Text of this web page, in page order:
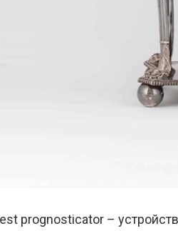
prognosticator –